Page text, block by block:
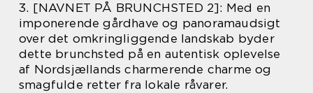
3. [NAVNET PÅ BRUNCHSTED 2]: Med en
imponerende gårdhave og panoramaudsigt
over det omkringliggende landskab byder
dette brunchsted på en autentisk oplevelse
af Nordsjællands charmerende charme og
smagfulde retter fra lokale råvarer.